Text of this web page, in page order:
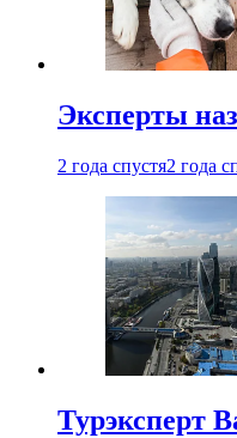
Эксперты
2 года спустя2 года
Турэксперт